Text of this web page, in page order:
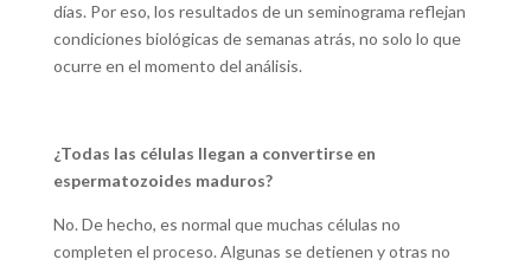
días. Por eso, los resultados de un seminograma reflejan
condiciones biológicas de semanas atrás, no solo lo que
ocurre en el momento del análisis.
¿Todas las células llegan a convertirse en
espermatozoides maduros?
No. De hecho, es normal que muchas células no
completen el proceso. Algunas se detienen y otras no